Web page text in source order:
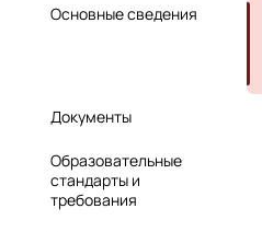
Основные сведения
Документы
Образовательные
стандарты и
требования